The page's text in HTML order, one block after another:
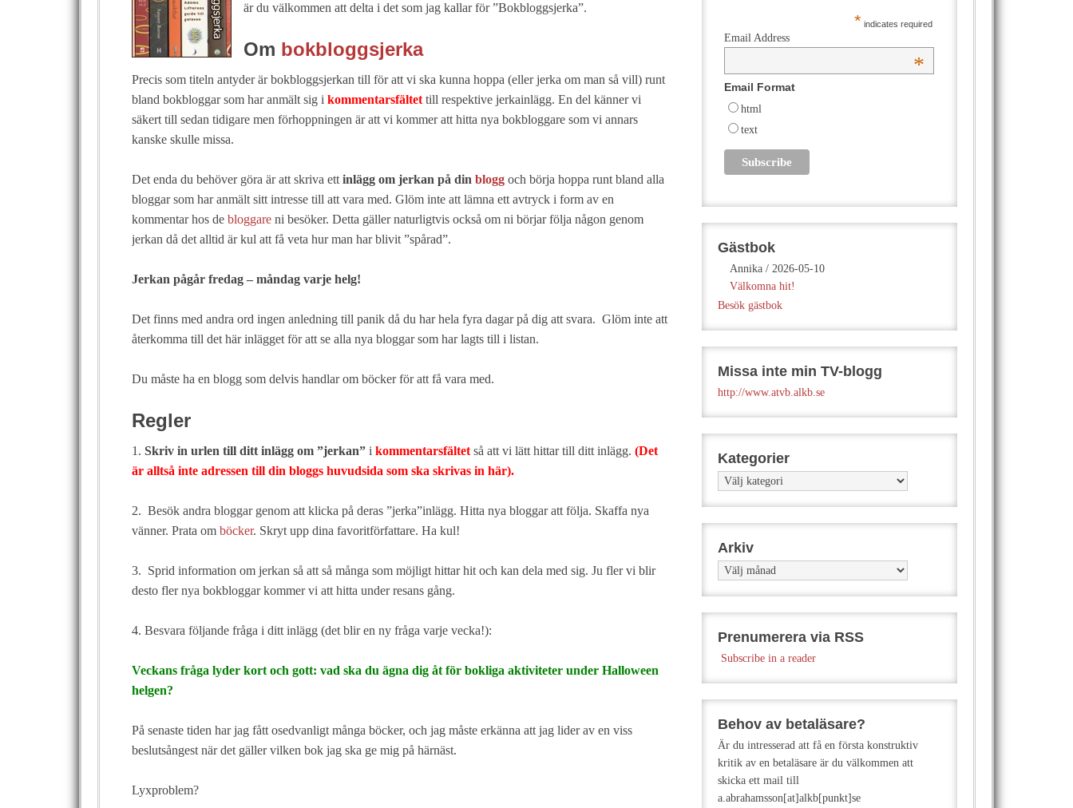
är du välkommen att delta i det som jag kallar för ”Bokbloggsjerka”.
Om bokbloggsjerka
Precis som titeln antyder är bokbloggsjerkan till för att vi ska kunna hoppa (eller jerka om man så vill) runt
bland bokbloggar som har anmält sig i kommentarsfältet till respektive jerkainlägg. En del känner vi
säkert till sedan tidigare men förhoppningen är att vi kommer att hitta nya bokbloggare som vi annars
kanske skulle missa.
Det enda du behöver göra är att skriva ett inlägg om jerkan på din blogg och börja hoppa runt bland alla
bloggar som har anmält sitt intresse till att vara med. Glöm inte att lämna ett avtryck i form av en
kommentar hos de bloggare ni besöker. Detta gäller naturligtvis också om ni börjar följa någon genom
jerkan då det alltid är kul att få veta hur man har blivit ”spårad”.
Jerkan pågår fredag – måndag varje helg!
Det finns med andra ord ingen anledning till panik då du har hela fyra dagar på dig att svara. Glöm inte att
återkomma till det här inlägget för att se alla nya bloggar som har lagts till i listan.
Du måste ha en blogg som delvis handlar om böcker för att få vara med.
Regler
1. Skriv in urlen till ditt inlägg om ”jerkan” i kommentarsfältet så att vi lätt hittar till ditt inlägg. (Det
är alltså inte adressen till din bloggs huvudsida som ska skrivas in här).
2. Besök andra bloggar genom att klicka på deras ”jerka”inlägg. Hitta nya bloggar att följa. Skaffa nya
vänner. Prata om böcker. Skryt upp dina favoritförfattare. Ha kul!
3. Sprid information om jerkan så att så många som möjligt hittar hit och kan dela med sig. Ju fler vi blir
desto fler nya bokbloggar kommer vi att hitta under resans gång.
4. Besvara följande fråga i ditt inlägg (det blir en ny fråga varje vecka!):
Veckans fråga lyder kort och gott: vad ska du ägna dig åt för bokliga aktiviteter under Halloween
helgen?
På senaste tiden har jag fått osedvanligt många böcker, och jag måste erkänna att jag lider av en viss
beslutsångest när det gäller vilken bok jag ska ge mig på härnäst.
Lyxproblem?
* indicates required
Email Address
*
Email Format
html
text
Gästbok
Annika / 2026-05-10
Välkomna hit!
Besök gästbok
Missa inte min TV-blogg
http://www.atvb.alkb.se
Kategorier
Kategorier
Arkiv
Arkiv
Prenumerera via RSS
Subscribe in a reader
Behov av betaläsare?
Är du intresserad att få en första konstruktiv
kritik av en betaläsare är du välkommen att
skicka ett mail till
a.abrahamsson[at]alkb[punkt]se